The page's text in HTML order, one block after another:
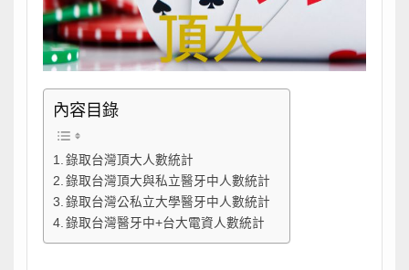
內容目錄
錄取台灣頂大人數統計
錄取台灣頂大與私立醫牙中人數統計
錄取台灣公私立大學醫牙中人數統計
錄取台灣醫牙中+台大電資人數統計